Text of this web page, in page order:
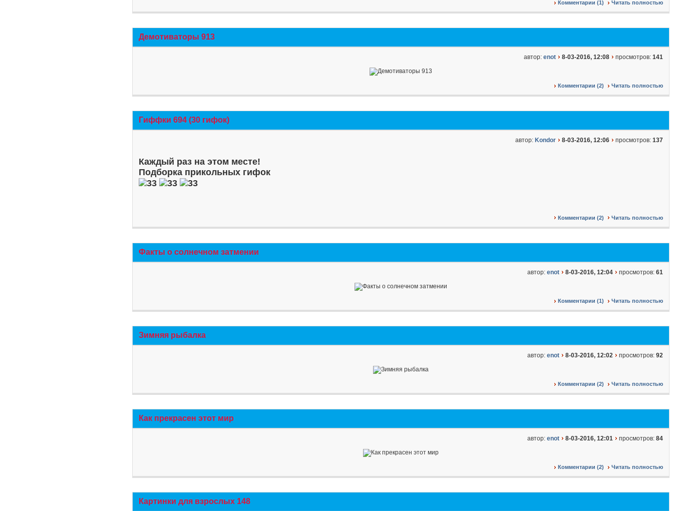
Комментарии (1) Читать полностью
Демотиваторы 913
автор: enot 8-03-2016, 12:08 просмотров: 141
Комментарии (2) Читать полностью
Гиффки 694 (30 гифок)
автор: Kondor 8-03-2016, 12:06 просмотров: 137
Каждый раз на этом месте!
Подборка прикольных гифок
Комментарии (2) Читать полностью
Факты о солнечном затмении
автор: enot 8-03-2016, 12:04 просмотров: 61
Комментарии (1) Читать полностью
Зимняя рыбалка
автор: enot 8-03-2016, 12:02 просмотров: 92
Комментарии (2) Читать полностью
Как прекрасен этот мир
автор: enot 8-03-2016, 12:01 просмотров: 84
Комментарии (2) Читать полностью
Картинки для взрослых 148